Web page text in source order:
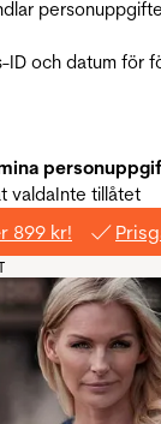
ID och datum för
valdaInte tillåtet
899 kr!